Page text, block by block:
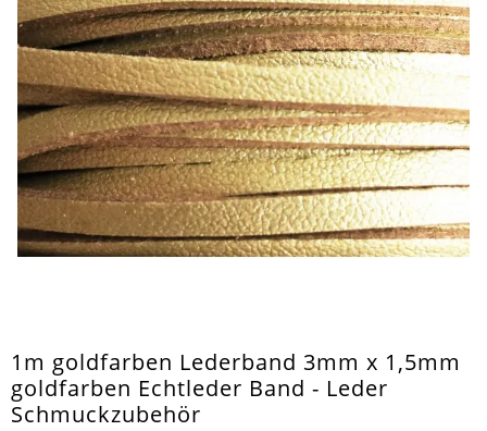
1m goldfarben Lederband 3mm x 1,5mm
goldfarben Echtleder Band - Leder
Schmuckzubehör